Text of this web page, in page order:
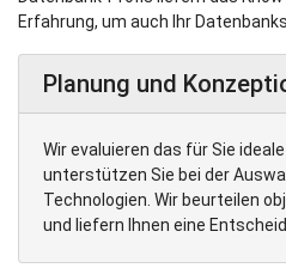
Erfahrung, um auch Ihr
Planung und
Wir evaluieren das für Sie
unterstützen Sie bei der
Technologien. Wir beurteilen
und liefern Ihnen eine